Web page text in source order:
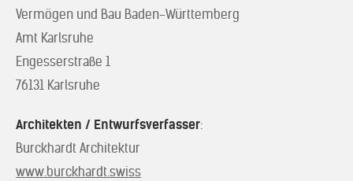
Vermögen und Bau Baden-Württemberg
Amt Karlsruhe
Engesserstraße 1
76131 Karlsruhe
Architekten / Entwurfsverfasser:
Burckhardt Architektur
www.burckhardt.swiss